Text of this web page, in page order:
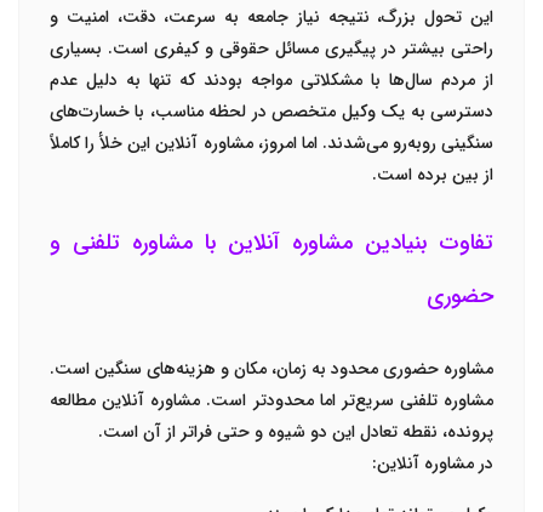
این تحول بزرگ، نتیجه نیاز جامعه به سرعت، دقت، امنیت و
راحتی بیشتر در پیگیری مسائل حقوقی و کیفری است. بسیاری
از مردم سال‌ها با مشکلاتی مواجه بودند که تنها به دلیل عدم
دسترسی به یک وکیل متخصص در لحظه مناسب، با خسارت‌های
سنگینی روبه‌رو می‌شدند. اما امروز، مشاوره آنلاین این خلأ را کاملاً
از بین برده است.
تفاوت بنیادین مشاوره آنلاین با مشاوره تلفنی و
حضوری
مشاوره حضوری محدود به زمان، مکان و هزینه‌های سنگین است.
مشاوره تلفنی سریع‌تر اما محدودتر است. مشاوره آنلاین مطالعه
پرونده، نقطه تعادل این دو شیوه و حتی فراتر از آن است.
در مشاوره آنلاین: